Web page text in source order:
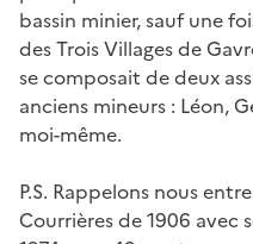
bassin minier, sauf une
des Trois Villages de
se composait de deux
anciens mineurs : Léon,
moi-même.
P.S. Rappelons nous
Courrières de 1906 avec